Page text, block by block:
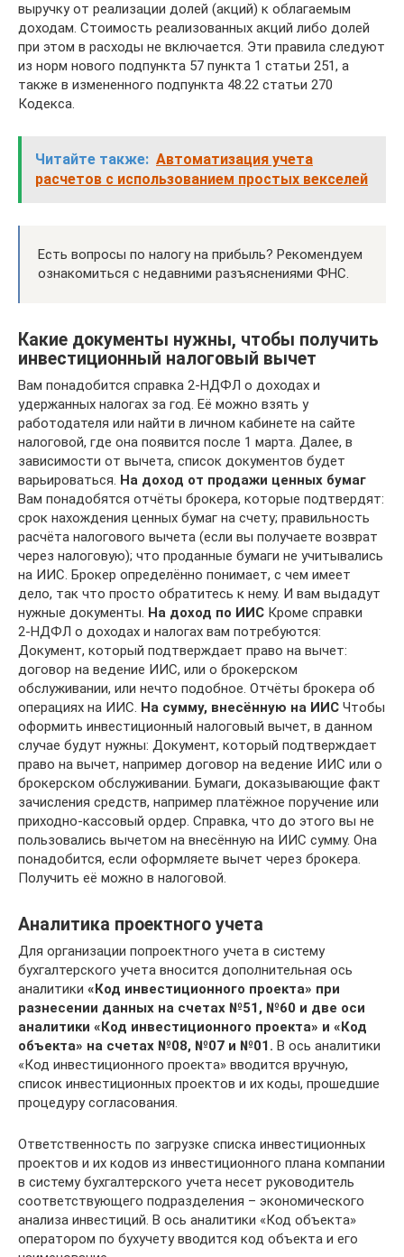
выручку от реализации долей (акций) к облагаемым
доходам. Стоимость реализованных акций либо долей
при этом в расходы не включается. Эти правила следуют
из норм нового подпункта 57 пункта 1 статьи 251, а
также в измененного подпункта 48.22 статьи 270
Кодекса.
Читайте также: Автоматизация учета
расчетов с использованием простых векселей
Есть вопросы по налогу на прибыль? Рекомендуем
ознакомиться с недавними разъяснениями ФНС.
Какие документы нужны, чтобы получить
инвестиционный налоговый вычет
Вам понадобится справка 2‑НДФЛ о доходах и
удержанных налогах за год. Её можно взять у
работодателя или найти в личном кабинете на сайте
налоговой, где она появится после 1 марта. Далее, в
зависимости от вычета, список документов будет
варьироваться. На доход от продажи ценных бумаг
Вам понадобятся отчёты брокера, которые подтвердят:
срок нахождения ценных бумаг на счету; правильность
расчёта налогового вычета (если вы получаете возврат
через налоговую); что проданные бумаги не учитывались
на ИИС. Брокер определённо понимает, с чем имеет
дело, так что просто обратитесь к нему. И вам выдадут
нужные документы. На доход по ИИС Кроме справки
2‑НДФЛ о доходах и налогах вам потребуются:
Документ, который подтверждает право на вычет:
договор на ведение ИИС, или о брокерском
обслуживании, или нечто подобное. Отчёты брокера об
операциях на ИИС. На сумму, внесённую на ИИС Чтобы
оформить инвестиционный налоговый вычет, в данном
случае будут нужны: Документ, который подтверждает
право на вычет, например договор на ведение ИИС или о
брокерском обслуживании. Бумаги, доказывающие факт
зачисления средств, например платёжное поручение или
приходно‑кассовый ордер. Справка, что до этого вы не
пользовались вычетом на внесённую на ИИС сумму. Она
понадобится, если оформляете вычет через брокера.
Получить её можно в налоговой.
Аналитика проектного учета
Для организации попроектного учета в систему
бухгалтерского учета вносится дополнительная ось
аналитики «Код инвестиционного проекта» при
разнесении данных на счетах №51, №60 и две оси
аналитики «Код инвестиционного проекта» и «Код
объекта» на счетах №08, №07 и №01. В ось аналитики
«Код инвестиционного проекта» вводится вручную,
список инвестиционных проектов и их коды, прошедшие
процедуру согласования.
Ответственность по загрузке списка инвестиционных
проектов и их кодов из инвестиционного плана компании
в систему бухгалтерского учета несет руководитель
соответствующего подразделения – экономического
анализа инвестиций. В ось аналитики «Код объекта»
оператором по бухучету вводится код объекта и его